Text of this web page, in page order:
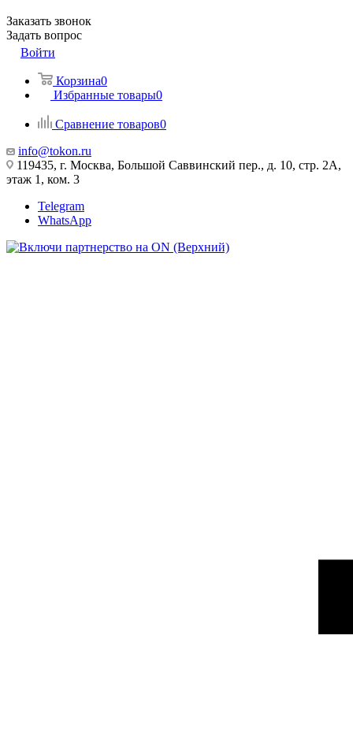
Заказать звонок
Задать вопрос
Войти
Корзина0
Избранные товары0
Сравнение товаров0
info@tokon.ru
119435, г. Москва, Большой Саввинский пер., д. 10, стр. 2А,
этаж 1, ком. 3
Telegram
WhatsApp